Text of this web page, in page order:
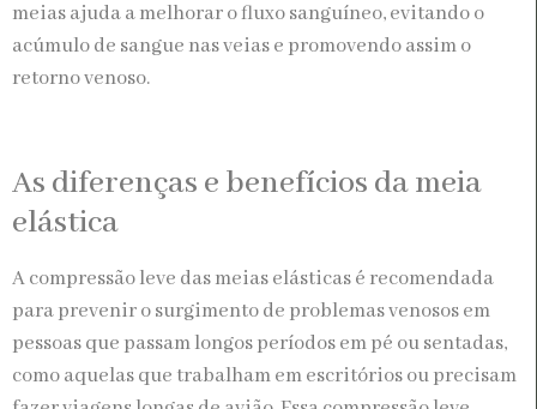
meias ajuda a melhorar o fluxo sanguíneo, evitando o
acúmulo de sangue nas veias e promovendo assim o
retorno venoso.
As diferenças e benefícios da meia
elástica
A compressão leve das meias elásticas é recomendada
para prevenir o surgimento de problemas venosos em
pessoas que passam longos períodos em pé ou sentadas,
como aquelas que trabalham em escritórios ou precisam